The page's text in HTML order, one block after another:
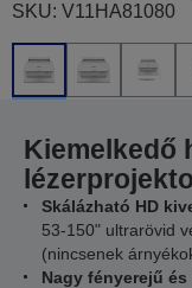
SKU: V11HA81080
Kiemelkedő
Skálázható HD
53-150" ultrarövid
(nincsenek
Nagy fényerejű